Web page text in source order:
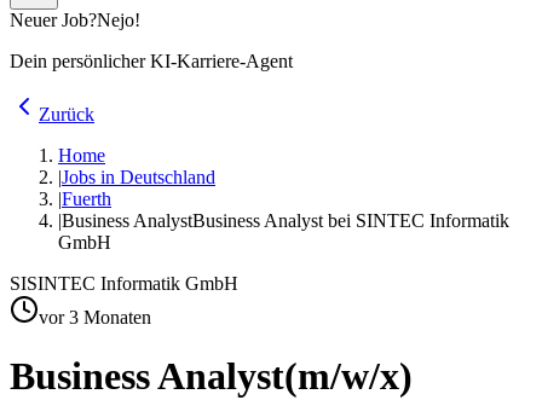
Neuer Job?Nejo!
Dein persönlicher KI-Karriere-Agent
Zurück
Home
|Jobs in Deutschland
|Fuerth
|Business AnalystBusiness Analyst bei SINTEC Informatik
GmbH
SISINTEC Informatik GmbH
vor 3 Monaten
Business Analyst(m/w/x)